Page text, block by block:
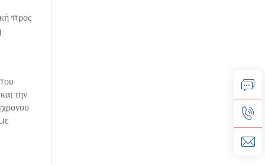
προς
την